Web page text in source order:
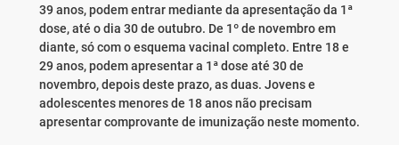
39 anos, podem entrar mediante da apresentação da 1ª
dose, até o dia 30 de outubro. De 1º de novembro em
diante, só com o esquema vacinal completo. Entre 18 e
29 anos, podem apresentar a 1ª dose até 30 de
novembro, depois deste prazo, as duas. Jovens e
adolescentes menores de 18 anos não precisam
apresentar comprovante de imunização neste momento.